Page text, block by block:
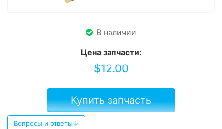
В наличии
Цена запчасти:
$12.00
Купить запчасть
Вопросы и ответы↓